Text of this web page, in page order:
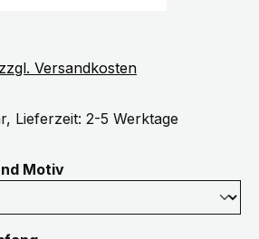
Versandkosten
Lieferzeit: 2-5 Werktage
Motivauswählen